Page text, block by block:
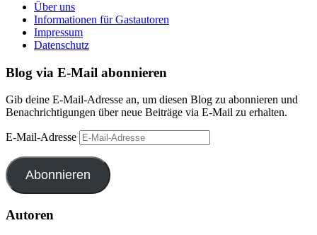
Über uns
Informationen für Gastautoren
Impressum
Datenschutz
Blog via E-Mail abonnieren
Gib deine E-Mail-Adresse an, um diesen Blog zu abonnieren und
Benachrichtigungen über neue Beiträge via E-Mail zu erhalten.
E-Mail-Adresse
Abonnieren
Autoren